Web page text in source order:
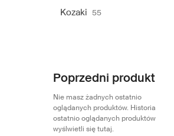
Kozaki 55
Poprzedni produkt
Nie masz żadnych ostatnio
oglądanych produktów. Historia
ostatnio oglądanych produktów
wyślwietli się tutaj.